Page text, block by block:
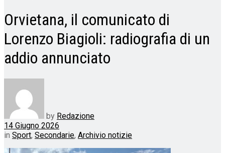
Orvietana, il comunicato di
Lorenzo Biagioli: radiografia di un
addio annunciato
by Redazione
14 Giugno 2026
in Sport, Secondarie, Archivio notizie